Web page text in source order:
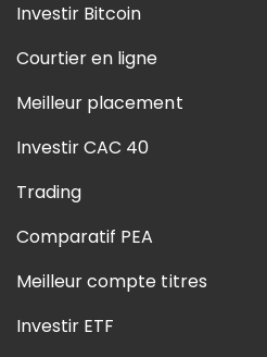
Investir Bitcoin
Courtier en ligne
Meilleur placement
Investir CAC 40
Trading
Comparatif PEA
Meilleur compte titres
Investir ETF